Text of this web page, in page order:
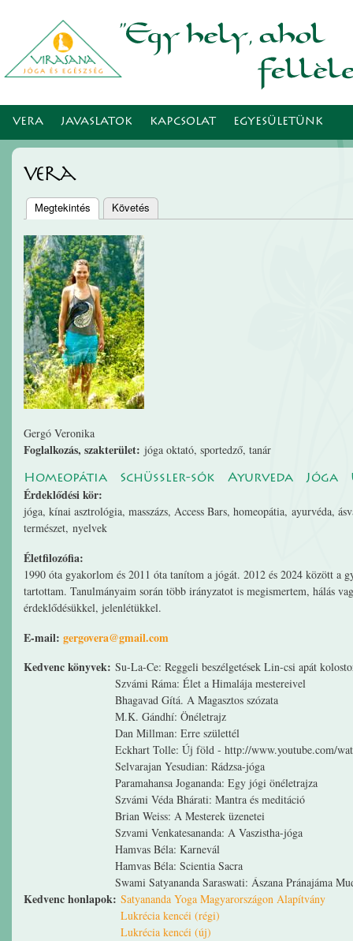
VERA JAVASLATOK KAPCSOLAT EGYESÜLETÜNK
vera
Elsődleges fülek
Megtekintés (aktív fül)
Követés
Gergó Veronika
Foglalkozás, szakterület: jóga oktató, sportedző, tanár
Homeopátia Schüssler-sók Ayurveda Jóga
Érdeklődési kör:
jóga, kínai asztrológia, masszázs, Access Bars, homeopátia, ayurvéda,
természet, nyelvek
Életfilozófia:
1990 óta gyakorlom és 2011 óta tanítom a jógát. 2012 és 2024 között a
tartottam. Tanulmányaim során több irányzatot is megismertem, hálás
érdeklődésükkel, jelenlétükkel.
E-mail: gergovera@gmail.com
Kedvenc könyvek: Su-La-Ce: Reggeli beszélgetések Lin-csi apát
Szvámi Ráma: Élet a Himalája mestereivel
Bhagavad Gítá. A Magasztos szózata
M.K. Gándhí: Önéletrajz
Dan Millman: Erre születtél
Eckhart Tolle: Új föld - http://www.youtube.com/
Selvarajan Yesudian: Rádzsa-jóga
Paramahansa Jogananda: Egy jógi önéletrajza
Szvámi Véda Bhárati: Mantra és meditáció
Brian Weiss: A Mesterek üzenetei
Szvami Venkatesananda: A Vaszistha-jóga
Hamvas Béla: Karnevál
Hamvas Béla: Scientia Sacra
Swami Satyananda Saraswati: Ászana Pránajáma
Kedvenc honlapok: Satyananda Yoga Magyarországon Alapítvány
Lukrécia kencéi (régi)
Lukrécia kencéi (új)